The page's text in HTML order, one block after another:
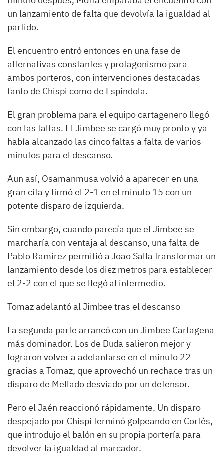
un lanzamiento de falta que devolvía la igualdad al
partido.
El encuentro entró entonces en una fase de
alternativas constantes y protagonismo para
ambos porteros, con intervenciones destacadas
tanto de Chispi como de Espíndola.
El gran problema para el equipo cartagenero llegó
con las faltas. El Jimbee se cargó muy pronto y ya
había alcanzado las cinco faltas a falta de varios
minutos para el descanso.
Aun así, Osamanmusa volvió a aparecer en una
gran cita y firmó el 2-1 en el minuto 15 con un
potente disparo de izquierda.
Sin embargo, cuando parecía que el Jimbee se
marcharía con ventaja al descanso, una falta de
Pablo Ramírez permitió a Joao Salla transformar un
lanzamiento desde los diez metros para establecer
el 2-2 con el que se llegó al intermedio.
Tomaz adelantó al Jimbee tras el descanso
La segunda parte arrancó con un Jimbee Cartagena
más dominador. Los de Duda salieron mejor y
lograron volver a adelantarse en el minuto 22
gracias a Tomaz, que aprovechó un rechace tras un
disparo de Mellado desviado por un defensor.
Pero el Jaén reaccionó rápidamente. Un disparo
despejado por Chispi terminó golpeando en Cortés,
que introdujo el balón en su propia portería para
devolver la igualdad al marcador.